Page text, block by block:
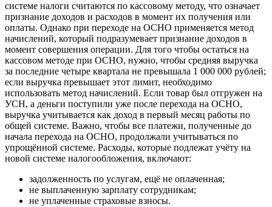
системе налоги считаются по кассовому методу, что означает
признание доходов и расходов в момент их получения или
оплаты. Однако при переходе на ОСНО применяется метод
начислений, который подразумевает признание доходов в
момент совершения операции. Для того чтобы остаться на
кассовом методе при ОСНО, нужно, чтобы средняя выручка
за последние четыре квартала не превышала 1 000 000 рублей;
если выручка превышает этот лимит, необходимо
использовать метод начислений. Если товар был отгружен на
УСН, а деньги поступили уже после перехода на ОСНО,
выручка учитывается как доход в первый месяц работы по
общей системе. Важно, чтобы все платежи, полученные до
начала перехода на ОСНО, продолжали учитываться по
упрощённой системе. Расходы, которые подлежат учёту на
новой системе налогообложения, включают:
задолженность по услугам, ещё не оплаченная;
не выплаченную зарплату сотрудникам;
не уплаченные страховые взносы.